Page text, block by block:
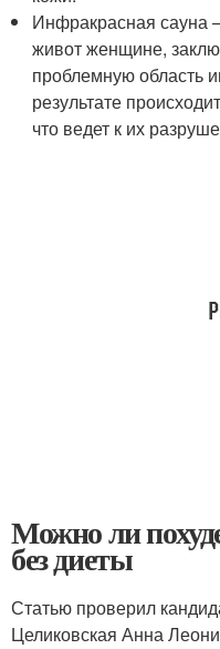
Инфракрасная сауна
живот женщине,
проблемную область
результате
что ведет к их
Можно ли
без диеты
Статью проверил
Целиковская Анна